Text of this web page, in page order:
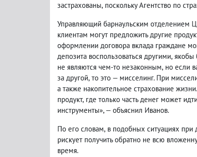
застрахованы, поскольку Агентство по
Управляющий барнаульским отделением
клиентам могут предложить другие
оформлении договора вклада граждане
депозита воспользоваться другими, якобы
не являются чем-то незаконным, но если
за другой, то это — мисселинг. При
а также накопительное страхование
продукт, где только часть денег может
инструменты», — объяснил Иванов.
По его словам, в подобных ситуациях при
рискует получить обратно не всю
время.